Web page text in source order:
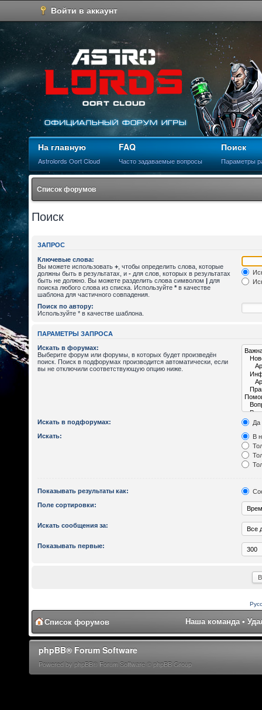
Войти в аккаунт
На главную
Astrolords Oort Cloud
FAQ
Часто задаваемые вопросы
Поиск
Параметры
Список форумов
Поиск
ЗАПРОС
Ключевые слова:
Вы можете использовать + , чтобы определить слова, которые
должны быть в результатах, и - для слов, которых в результатах
быть не должно. Вы можете разделить слова символом | для
поиска любого слова из списка. Используйте * в качестве
шаблона для частичного совпадения.
Поиск по автору:
Используйте * в качестве шаблона.
ПАРАМЕТРЫ ЗАПРОСА
Искать в форумах:
Выберите форум или форумы, в которых будет произведён
поиск. Поиск в подфорумах производится автоматически, если
вы не отключили соответствующую опцию ниже.
Искать в подфорумах:
Да
Искать:
В
Показывать результаты как:
Поле сортировки:
Искать сообщения за:
Показывать первые:
Список форумов Наша команда •
phpBB® Forum Software
Powered by phpBB® Forum Software © phpBB Group